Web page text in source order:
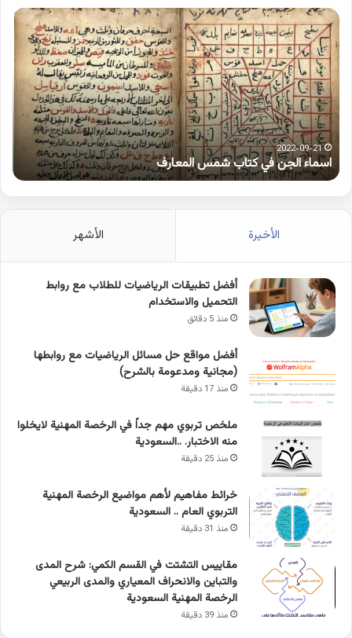
اسماء
الجن
في
كتاب
شمس
المعارف
2022-09-21
اسماء الجن في كتاب شمس المعارف
الأخيرة الأشهر
أفضل تطبيقات الرياضيات للطلاب مع روابط
التحميل والاستخدام
منذ 5 دقائق
أفضل مواقع حل مسائل الرياضيات مع روابطها
(مجانية ومدعومة بالشرح)
منذ 17 دقيقة
ملخص تربوي مهم جداً في الرخصة المهنية لايخلوا
منه الاختبار. ..السعودية
منذ 25 دقيقة
خرائط مفاهيم لأهم مواضيع الرخصة المهنية
التربوي العام .. السعودية
منذ 31 دقيقة
مقاييس التشتت في القسم الكمي: شرح المدى
والتباين والانحراف المعياري والمدى الربيعي
الرخصة المهنية السعودية
منذ 39 دقيقة